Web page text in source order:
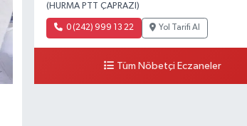
(HURMA PTT ÇAPRAZI)
0 (242) 999 13 22 Yol Tarifi Al
Tüm Nöbetçi Eczaneler